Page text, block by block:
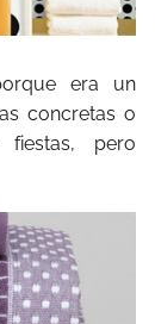
era un
concretas o
pero